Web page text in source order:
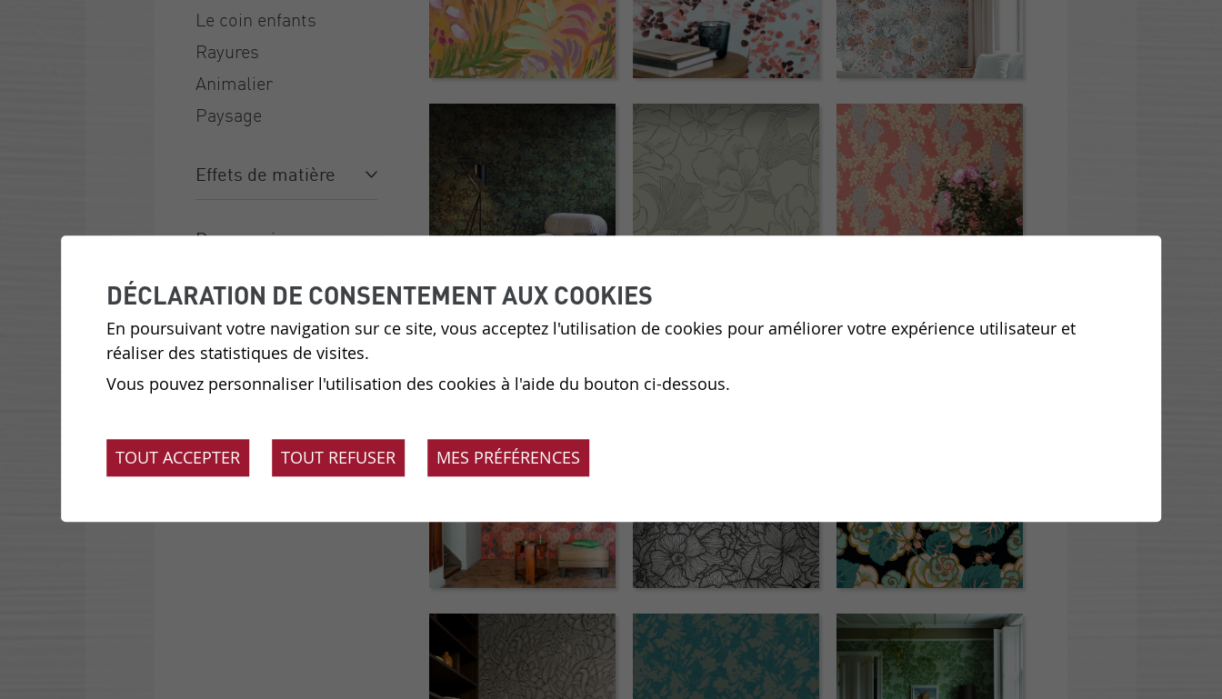
Le coin enfants
Rayures
Animalier
Paysage
Effets de matière
Panoramique sur
wallanddeco.com
londonart.it
DÉCLARATION DE CONSENTEMENT AUX COOKIES
En poursuivant votre navigation sur ce site, vous acceptez l'utilisation de cookies pour améliorer votre expérience utilisateur et
réaliser des statistiques de visites.
Vous pouvez personnaliser l'utilisation des cookies à l'aide du bouton ci-dessous.
TOUT ACCEPTER TOUT REFUSER MES PRÉFÉRENCES